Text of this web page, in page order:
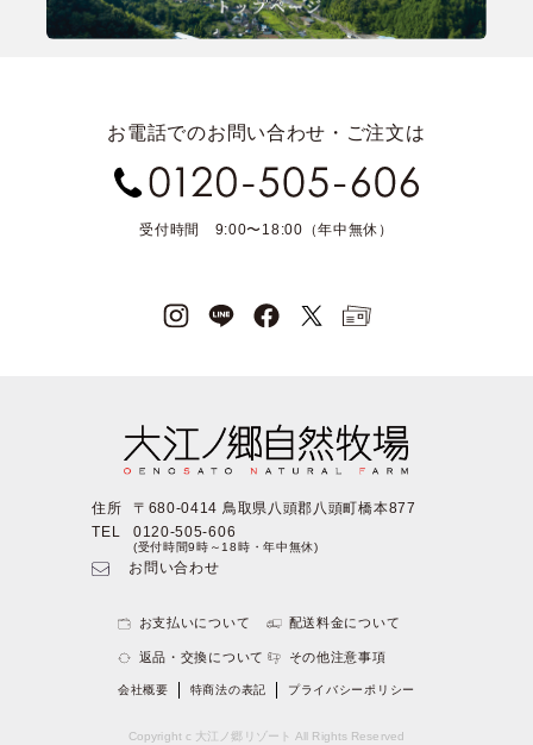
お電話でのお問い合わせ・ご注文は
受付時間 9:00〜18:00（年中無休）
住所
〒680-0414 鳥取県八頭郡八頭町橋本877
TEL
0120-505-606
(受付時間9時～18時・年中無休)
お問い合わせ
お支払いについて 配送料金について
返品・交換について その他注意事項
会社概要 特商法の表記 プライバシーポリシー
Copyright c 大江ノ郷リゾート All Rights Reserved